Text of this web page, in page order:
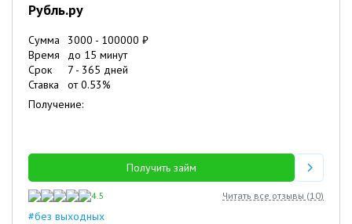
Рубль.ру
Сумма 3000 - 100000 ₽
Время
до 15 минут
Срок
7 - 365 дней
Ставка
от0.53%
Получение:
Получить займ
4.5 Читать все отзывы (10)
#без выходных